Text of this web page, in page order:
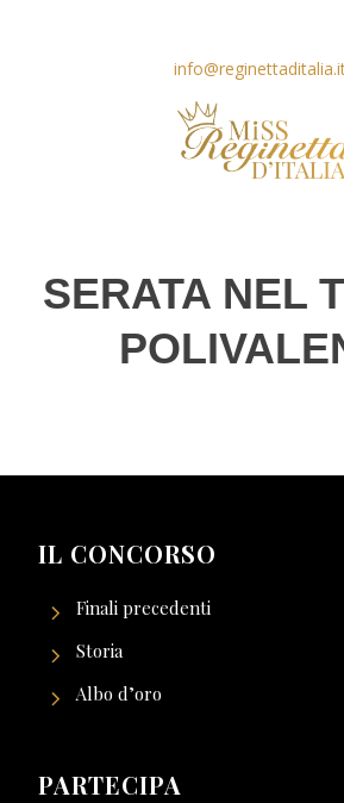
SERATA NEL
IL CONCORSO
Finali precedenti
Storia
Albo d’oro
PARTECIPA